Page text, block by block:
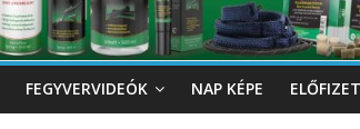
FEGYVERVIDEÓK NAP KÉPE